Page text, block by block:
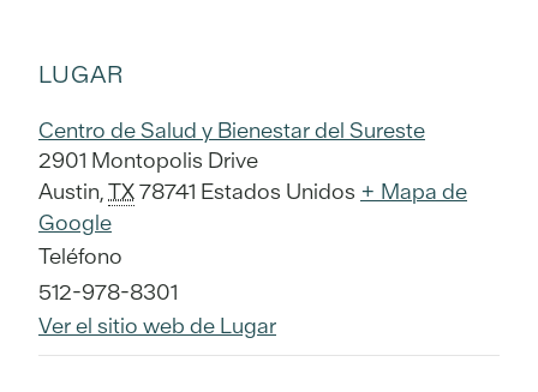
LUGAR
Centro de Salud y Bienestar del Sureste
2901 Montopolis Drive
Austin,TX78741 Estados Unidos + Mapa de
Google
Teléfono
512-978-8301
Ver el sitio web de Lugar